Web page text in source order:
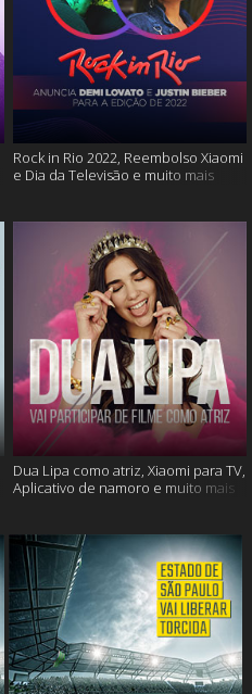
Rock in Rio 2022, Reembolso Xiaomi
e Dia da Televisão e muito mais
Dua Lipa como atriz, Xiaomi para TV,
Aplicativo de namoro e muito mais